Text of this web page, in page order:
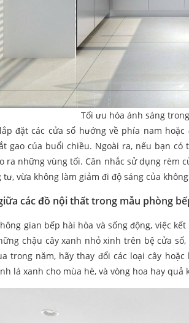
Tối ưu hóa ánh sáng
đặt các cửa sổ hướng về phía nam
gao của buổi chiều. Ngoài ra, nếu bạn
ra những vùng tối. Cân nhắc sử dụng rèm
vừa không làm giảm đi độ sáng của
các đồ nội thất trong mẫu phòng
gian bếp hài hòa và sống động, việc
chậu cây xanh nhỏ xinh trên bệ cửa
trong năm, hãy thay đổi các loại cây
lá xanh cho mùa hè, và vòng hoa hay quả